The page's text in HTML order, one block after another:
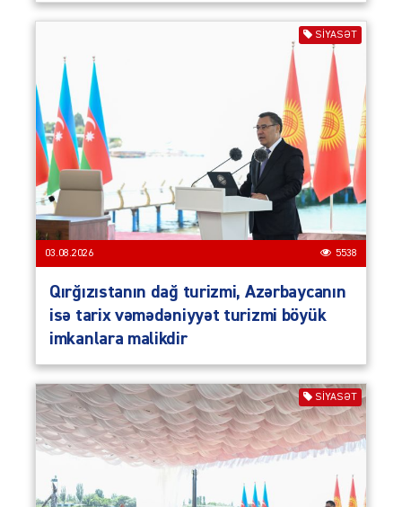
SIYASƏT
03.08.2026 5538
Qırğızıstanın dağ turizmi, Azərbaycanın
isə tarix vəmədəniyyət turizmi böyük
imkanlara malikdir
SIYASƏT